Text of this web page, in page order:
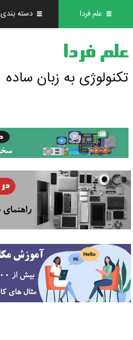
علم فردا دسته بندی
علم فردا
تکنولوژی به زبان ساده